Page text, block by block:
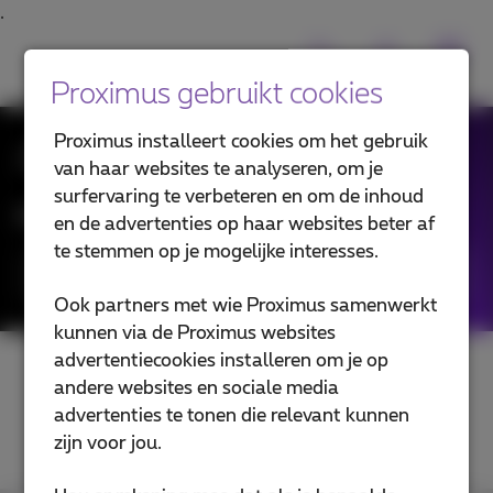
Al het Nieuws
Filter in de blogartikels:
Proximus gebruikt cookies
Proximus installeert cookies om het gebruik
van haar websites te analyseren, om je
surfervaring te verbeteren en om de inhoud
en de advertenties op haar websites beter af
te stemmen op je mogelijke interesses.
Ook partners met wie Proximus samenwerkt
kunnen via de Proximus websites
advertentiecookies installeren om je op
andere websites en sociale media
advertenties te tonen die relevant kunnen
zijn voor jou.